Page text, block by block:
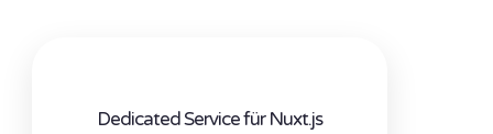
Dedicated Service für Nuxt.js